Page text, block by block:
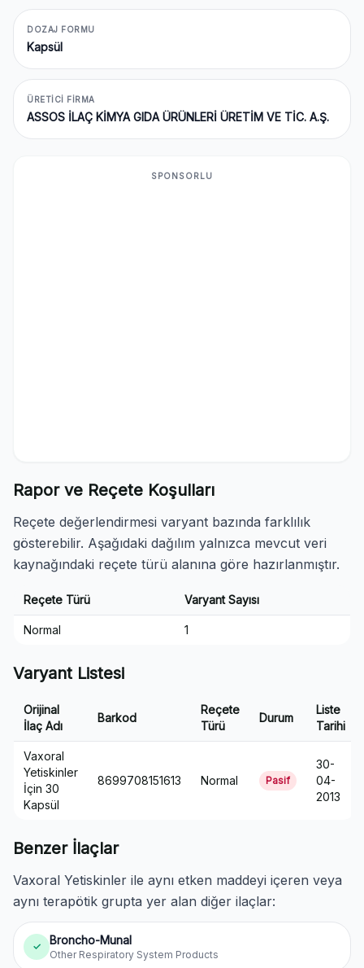
DOZAJ FORMU
Kapsül
ÜRETICI FIRMA
ASSOS İLAÇ KİMYA GIDA ÜRÜNLERİ ÜRETİM VE TİC. A.Ş.
SPONSORLU
Rapor ve Reçete Koşulları
Reçete değerlendirmesi varyant bazında farklılık
gösterebilir. Aşağıdaki dağılım yalnızca mevcut veri
kaynağındaki reçete türü alanına göre hazırlanmıştır.
Reçete Türü Varyant Sayısı
Normal 1
Varyant Listesi
Orijinal
İlaç Adı
Barkod
Reçete
Türü
Durum
Liste
Tarihi
Vaxoral
Yetiskinler
İçin 30
Kapsül
8699708151613 Normal Pasif
30-
04-
2013
Benzer İlaçlar
Vaxoral Yetiskinler ile aynı etken maddeyi içeren veya
aynı terapötik grupta yer alan diğer ilaçlar:
✓ Broncho-Munal
Other Respiratory System Products